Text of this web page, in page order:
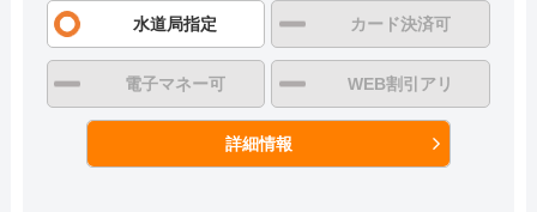
水道局指定 カード決済可
電子マネー可 WEB割引アリ
詳細情報